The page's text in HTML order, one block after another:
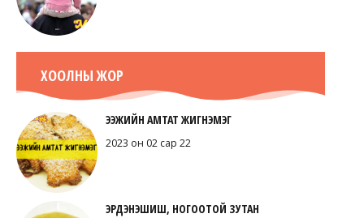
ХООЛНЫ ЖОР
ЭЭЖИЙН АМТАТ ЖИГНЭМЭГ
2023 он 02 сар 22
ЭРДЭНЭШИШ, НОГООТОЙ ЗУТАН